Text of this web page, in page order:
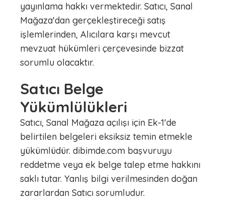
yayınlama hakkı vermektedir. Satıcı, Sanal
Mağaza'dan gerçekleştireceği satış
işlemlerinden, Alıcılara karşı mevcut
mevzuat hükümleri çerçevesinde bizzat
sorumlu olacaktır.
Satıcı Belge
Yükümlülükleri
Satıcı, Sanal Mağaza açılışı için Ek-1'de
belirtilen belgeleri eksiksiz temin etmekle
yükümlüdür. dibimde.com başvuruyu
reddetme veya ek belge talep etme hakkını
saklı tutar. Yanlış bilgi verilmesinden doğan
zararlardan Satıcı sorumludur.